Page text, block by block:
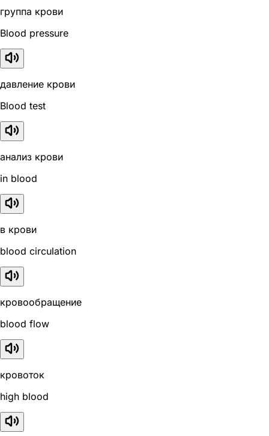
группа крови
Blood pressure
давление крови
Blood test
анализ крови
in blood
в крови
blood circulation
кровообращение
blood flow
кровоток
high blood